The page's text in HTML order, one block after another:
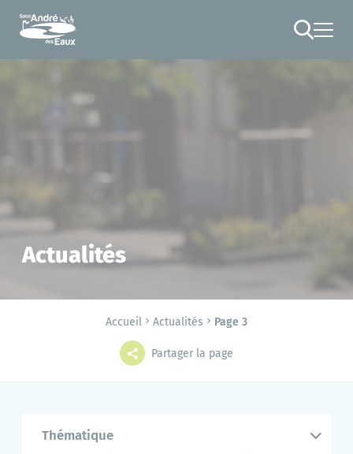
Actualités
Accueil Actualités Page 3
Partager la page
Thématique
Grands projets Mes démarches